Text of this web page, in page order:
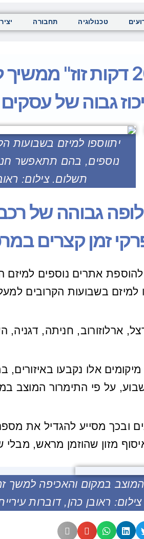
טכנולוגיה תחבורה
גבוה של
תשלום. צילום:
גבוהה של
זמן קצרים
ארלוזורוב, חניתה, דגניה,
אלו נקבעו באיזורים,
על פי התימרור המוצב
ובכך מסייע להגדיל את
מזון שהוזמן מראש,
במקום והאכיפה למשך
ראובן כהן, דוברות